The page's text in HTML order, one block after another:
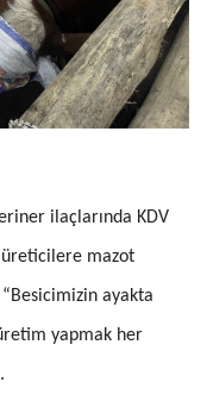
ilaçlarında KDV
üreticilere mazot
ayakta
yapmak her